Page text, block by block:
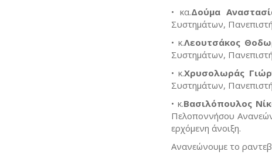
• κα.Δούμα
Συστημάτων,
• κ.Λεουτσάκος
Συστημάτων,
• κ.Χρυσολωράς
Συστημάτων,
• κ.Βασιλόπουλος
Πελοποννήσου
ερχόμενη άνοιξη.
Ανανεώνουμε το